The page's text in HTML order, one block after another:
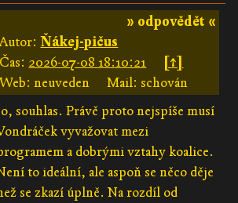
» odpovědět «
Autor:Ňákej-pičus
Čas: 2026-07-08 18:10:21
[↑]
Web: neuveden
Mail: schován
souhlas. Právě proto nejspíše musí
vyvažovat mezi
a dobrými vztahy koalice.
to ideální, ale aspoň se něco děje
se zkazí úplně. Na rozdíl od